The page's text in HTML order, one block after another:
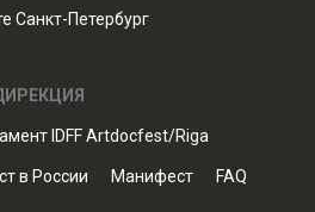
Санкт-Петербург
IDFF Artdocfest/Riga
в России Манифест FAQ